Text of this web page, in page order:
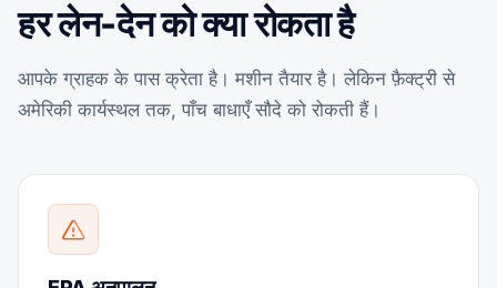
हर लेन-देन को क्या रोकता है
आपके ग्राहक के पास क्रेता है। मशीन तैयार है। लेकिन फ़ैक्ट्री से
अमेरिकी कार्यस्थल तक, पाँच बाधाएँ सौदे को रोकती हैं।